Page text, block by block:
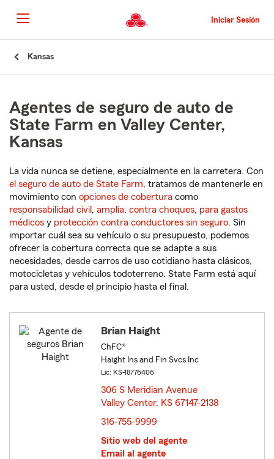
al
contenido
principal
Iniciar Sesión
Kansas
Agentes de seguro de auto de
State Farm en Valley Center,
Kansas
La vida nunca se detiene, especialmente en la carretera. Con
el seguro de auto de State Farm, tratamos de mantenerle en
movimiento con opciones de cobertura como
responsabilidad civil , amplia, contra choques, para gastos
médicos y protección contra conductores sin seguro. Sin
importar cuál sea su vehículo o su presupuesto, podemos
ofrecer la cobertura correcta que se adapte a sus
necesidades, desde carros de uso cotidiano hasta clásicos,
motocicletas y vehículos todoterreno. State Farm está aquí
para usted, desde el principio hasta el final.
Brian Haight
ChFC®
Haight Ins and Fin Svcs Inc
Lic: KS-18776406
306 S Meridian Avenue
Valley Center, KS 67147-2138
316-755-9999
Sitio web del agente
Email al agente